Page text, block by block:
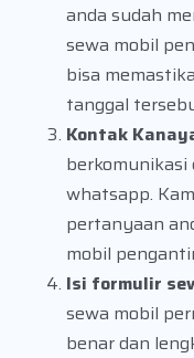
anda sudah
sewa mobil
bisa
tanggal
Kontak
whatsapp.
pertanyaan
mobil
Isi formulir
sewa mobil
benar dan